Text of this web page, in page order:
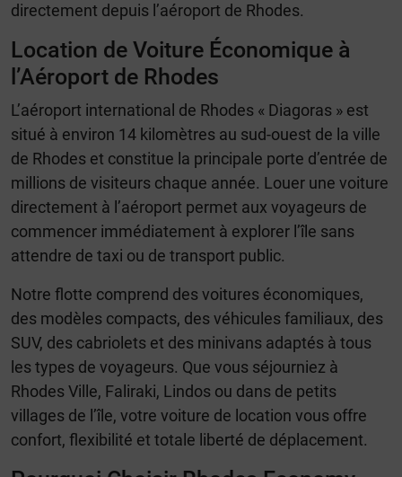
directement depuis l’aéroport de Rhodes.
Location de Voiture Économique à
l’Aéroport de Rhodes
L’aéroport international de Rhodes « Diagoras » est
situé à environ 14 kilomètres au sud-ouest de la ville
de Rhodes et constitue la principale porte d’entrée de
millions de visiteurs chaque année. Louer une voiture
directement à l’aéroport permet aux voyageurs de
commencer immédiatement à explorer l’île sans
attendre de taxi ou de transport public.
Notre flotte comprend des voitures économiques,
des modèles compacts, des véhicules familiaux, des
SUV, des cabriolets et des minivans adaptés à tous
les types de voyageurs. Que vous séjourniez à
Rhodes Ville, Faliraki, Lindos ou dans de petits
villages de l’île, votre voiture de location vous offre
confort, flexibilité et totale liberté de déplacement.